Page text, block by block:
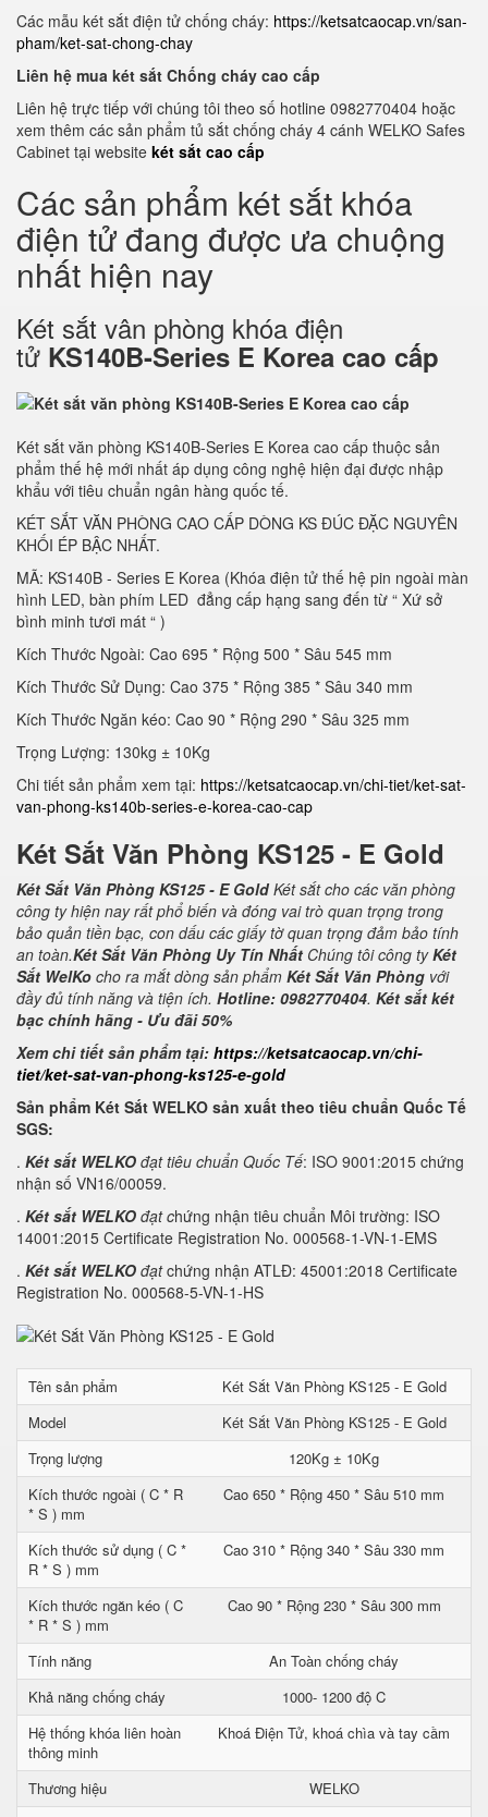
Các mẫu két sắt điện tử chống cháy: https://ketsatcaocap.vn/san-
pham/ket-sat-chong-chay
Liên hệ mua két sắt Chống cháy cao cấp
Liên hệ trực tiếp với chúng tôi theo số hotline 0982770404 hoặc
xem thêm các sản phẩm tủ sắt chống cháy 4 cánh WELKO Safes
Cabinet tại website két sắt cao cấp
Các sản phẩm két sắt khóa
điện tử đang được ưa chuộng
nhất hiện nay
Két sắt vân phòng khóa điện
tử KS140B-Series E Korea cao cấp
Két sắt văn phòng KS140B-Series E Korea cao cấp thuộc sản
phẩm thế hệ mới nhất áp dụng công nghệ hiện đại được nhập
khẩu với tiêu chuẩn ngân hàng quốc tế.
KÉT SẮT VĂN PHÒNG CAO CẤP DÒNG KS ĐÚC ĐẶC NGUYÊN
KHỐI ÉP BẬC NHẤT.
MÃ: KS140B - Series E Korea (Khóa điện tử thế hệ pin ngoài màn
hình LED, bàn phím LED đẳng cấp hạng sang đến từ “ Xứ sở
bình minh tươi mát “ )
Kích Thước Ngoài: Cao 695 * Rộng 500 * Sâu 545 mm
Kích Thước Sử Dụng: Cao 375 * Rộng 385 * Sâu 340 mm
Kích Thước Ngăn kéo: Cao 90 * Rộng 290 * Sâu 325 mm
Trọng Lượng: 130kg ± 10Kg
Chi tiết sản phẩm xem tại: https://ketsatcaocap.vn/chi-tiet/ket-sat-
van-phong-ks140b-series-e-korea-cao-cap
Két Sắt Văn Phòng KS125 - E Gold
Két Sắt Văn Phòng KS125 - E GoldKét sắt cho các văn phòng
công ty hiện nay rất phổ biến và đóng vai trò quan trọng trong
bảo quản tiền bạc, con dấu các giấy tờ quan trọng đảm bảo tính
an toàn.Két Sắt Văn Phòng Uy Tín Nhất Chúng tôi công tyKét
Sắt WelKo cho ra mắt dòng sản phẩm Két Sắt Văn Phòng với
đầy đủ tính năng và tiện ích. Hotline: 0982770404. Két sắt két
bạc chính hãng - Ưu đãi 50%
Xem chi tiết sản phẩm tại: https://ketsatcaocap.vn/chi-
tiet/ket-sat-van-phong-ks125-e-gold
Sản phẩm Két Sắt WELKO sản xuất theo tiêu chuẩn Quốc Tế
SGS:
. Két sắt WELKO đạt tiêu chuẩn Quốc Tế: ISO 9001:2015 chứng
nhận số VN16/00059.
. Két sắt WELKO đạt chứng nhận tiêu chuẩn Môi trường: ISO
14001:2015 Certificate Registration No. 000568-1-VN-1-EMS
. Két sắt WELKO đạtchứng nhận ATLĐ: 45001:2018 Certificate
Registration No. 000568-5-VN-1-HS
Tên sản phẩm
Két Sắt Văn Phòng KS125 - E Gold
Model
Két Sắt Văn Phòng KS125 - E Gold
Trọng lượng
120Kg ± 10Kg
Kích thước ngoài ( C * R
* S ) mm
Cao 650 * Rộng 450 * Sâu 510 mm
Kích thước sử dụng ( C *
R * S ) mm
Cao 310 * Rộng 340 * Sâu 330 mm
Kích thước ngăn kéo ( C
* R * S ) mm
Cao 90 * Rộng 230 * Sâu 300 mm
Tính năng
An Toàn chống cháy
Khả năng chống cháy
1000- 1200 độ C
Hệ thống khóa liên hoàn
thông minh
Khoá Điện Tử, khoá chìa và tay cầm
Thương hiệu
WELKO